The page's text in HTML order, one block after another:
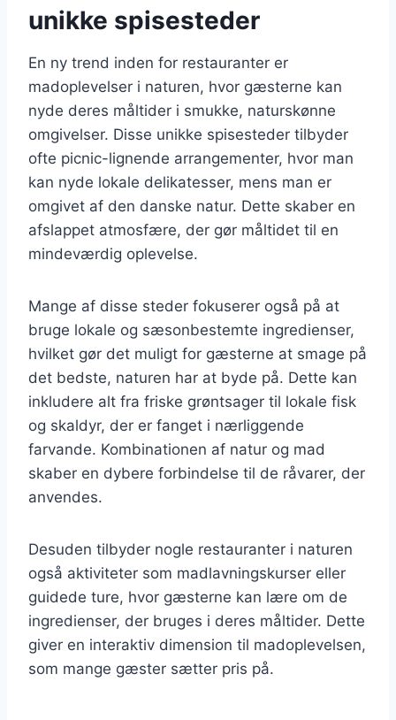
unikke spisesteder
En ny trend inden for restauranter er
madoplevelser i naturen, hvor gæsterne kan
nyde deres måltider i smukke, naturskønne
omgivelser. Disse unikke spisesteder tilbyder
ofte picnic-lignende arrangementer, hvor man
kan nyde lokale delikatesser, mens man er
omgivet af den danske natur. Dette skaber en
afslappet atmosfære, der gør måltidet til en
mindeværdig oplevelse.
Mange af disse steder fokuserer også på at
bruge lokale og sæsonbestemte ingredienser,
hvilket gør det muligt for gæsterne at smage på
det bedste, naturen har at byde på. Dette kan
inkludere alt fra friske grøntsager til lokale fisk
og skaldyr, der er fanget i nærliggende
farvande. Kombinationen af natur og mad
skaber en dybere forbindelse til de råvarer, der
anvendes.
Desuden tilbyder nogle restauranter i naturen
også aktiviteter som madlavningskurser eller
guidede ture, hvor gæsterne kan lære om de
ingredienser, der bruges i deres måltider. Dette
giver en interaktiv dimension til madoplevelsen,
som mange gæster sætter pris på.